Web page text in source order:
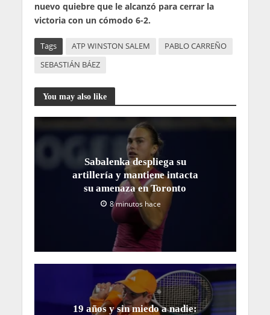
nuevo quiebre que le alcanzó para cerrar la
victoria con un cómodo 6-2.
Tags ATP WINSTON SALEM
PABLO CARREÑO
SEBASTIÁN BÁEZ
You may also like
Sabalenka despliega su
artillería y mantiene intacta
su amenaza en Toronto
8 minutos hace
19 años y sin miedo a nadie: